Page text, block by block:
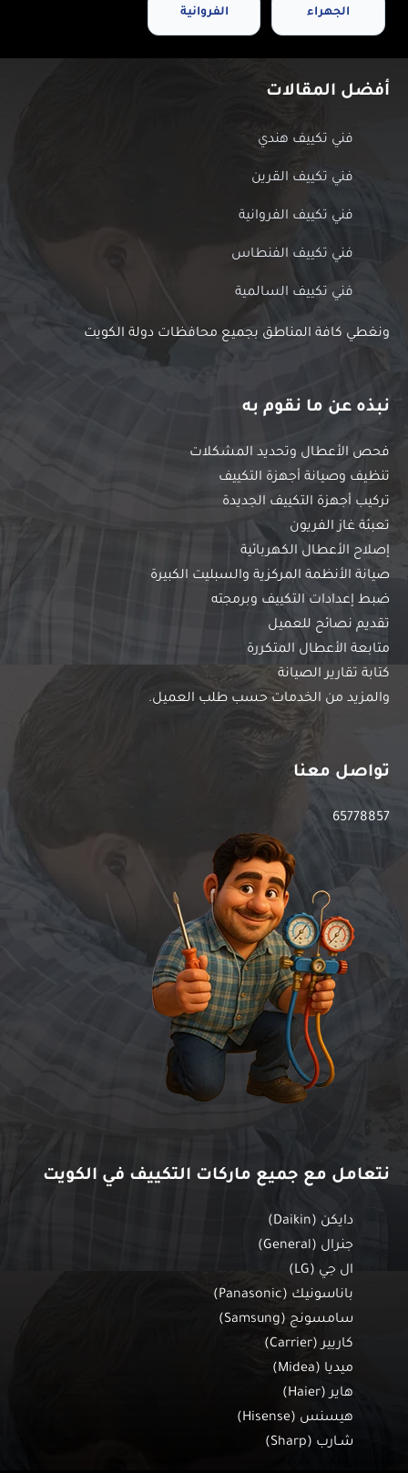
الجهراء الفروانية
أفضل المقالات
فني تكييف هندي
فني تكييف القرين
فني تكييف الفروانية
فني تكييف الفنطاس
فني تكييف السالمية
ونغطي كافة المناطق بجميع محافظات دولة الكويت
نبذه عن ما نقوم به
فحص الأعطال وتحديد المشكلات
تنظيف وصيانة أجهزة التكييف
تركيب أجهزة التكييف الجديدة
تعبئة غاز الفريون
إصلاح الأعطال الكهربائية
صيانة الأنظمة المركزية والسبليت الكبيرة
ضبط إعدادات التكييف وبرمجته
تقديم نصائح للعميل
متابعة الأعطال المتكررة
كتابة تقارير الصيانة
والمزيد من الخدمات حسب طلب العميل.
تواصل معنا
65778857
نتعامل مع جميع ماركات التكييف في الكويت
دايكن (Daikin)
جنرال (General)
ال جي (LG)
باناسونيك (Panasonic)
سامسونج (Samsung)
كاريير (Carrier)
ميديا (Midea)
هاير (Haier)
هيسنس (Hisense)
شـارب (Sharp)